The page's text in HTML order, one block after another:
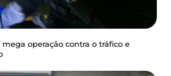
operação contra o tráfico e